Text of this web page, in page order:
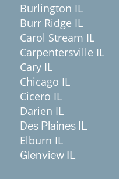
Burlington IL
Burr Ridge IL
Carol Stream IL
Carpentersville IL
Cary IL
Chicago IL
Cicero IL
Darien IL
Des Plaines IL
Elburn IL
Glenview IL